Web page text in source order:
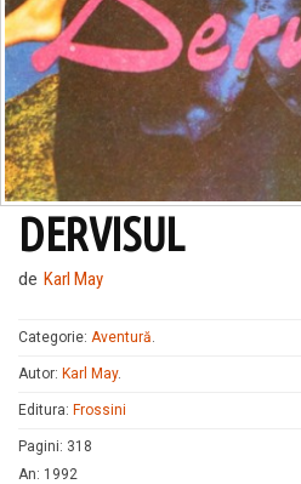
DERVISUL
de Karl May
Categorie: Aventură
Autor: Karl May.
Editura: Frossini
Pagini: 318
An: 1992